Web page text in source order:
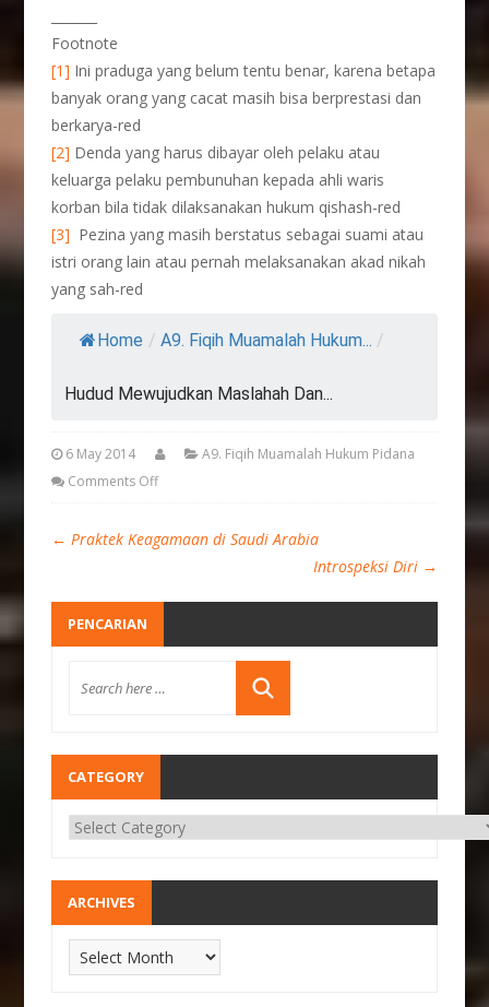
Footnote
[1] Ini praduga yang belum tentu benar, karena betapa
banyak orang yang cacat masih bisa berprestasi dan
berkarya-red
[2] Denda yang harus dibayar oleh pelaku atau
keluarga pelaku pembunuhan kepada ahli waris
korban bila tidak dilaksanakan hukum qishash-red
[3] Pezina yang masih berstatus sebagai suami atau
istri orang lain atau pernah melaksanakan akad nikah
yang sah-red
Home / A9. Fiqih Muamalah Hukum... /
Hudud Mewujudkan Maslahah Dan...
6 May 2014
A9. Fiqih Muamalah Hukum Pidana
Comments Off
← Praktek Keagamaan di Saudi Arabia
Introspeksi Diri →
PENCARIAN
CATEGORY
ARCHIVES